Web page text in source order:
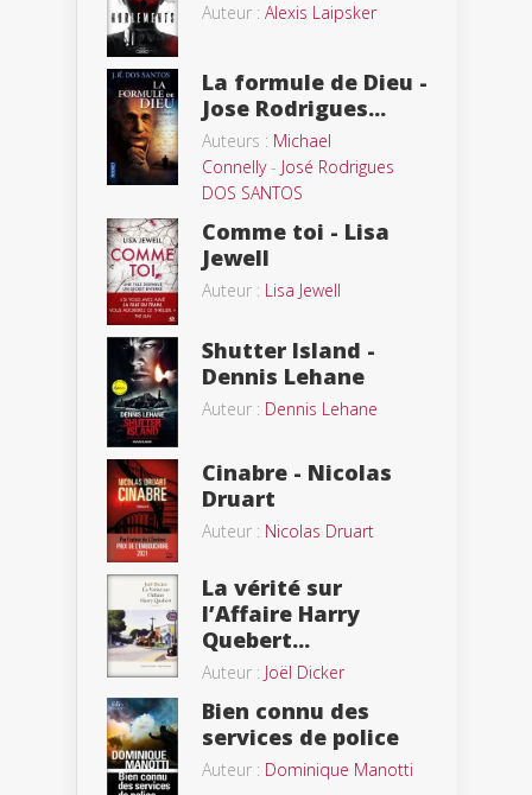
Auteur : Alexis Laipsker
La formule de Dieu -
Jose Rodrigues...
Auteurs : Michael
Connelly- José Rodrigues
DOS SANTOS
Comme toi - Lisa
Jewell
Auteur : Lisa Jewell
Shutter Island -
Dennis Lehane
Auteur : Dennis Lehane
Cinabre - Nicolas
Druart
Auteur : Nicolas Druart
La vérité sur
l’Affaire Harry
Quebert...
Auteur : Joël Dicker
Bien connu des
services de police
Auteur : Dominique Manotti